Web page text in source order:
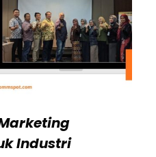
Industri